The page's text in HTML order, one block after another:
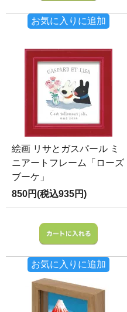
お気に入りに追加
絵画 リサとガスパール ミ
ニアートフレーム「ローズ
ブーケ」
850円(税込935円)
お気に入りに追加